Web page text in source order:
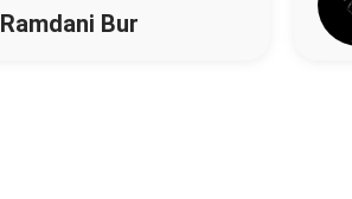
Ramdani Bur